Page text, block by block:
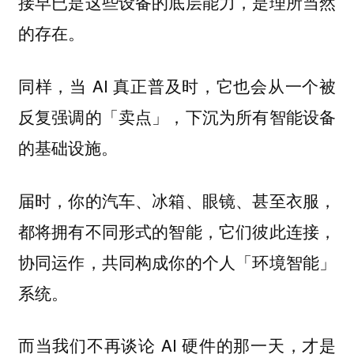
的存在。
同样，当 AI 真正普及时，它也会从一个被
反复强调的「卖点」，下沉为所有智能设备
的基础设施。
届时，你的汽车、冰箱、眼镜、甚至衣服，
都将拥有不同形式的智能，它们彼此连接，
协同运作，共同构成你的个人「环境智能」
系统。
而当我们不再谈论 AI 硬件的那一天，才是